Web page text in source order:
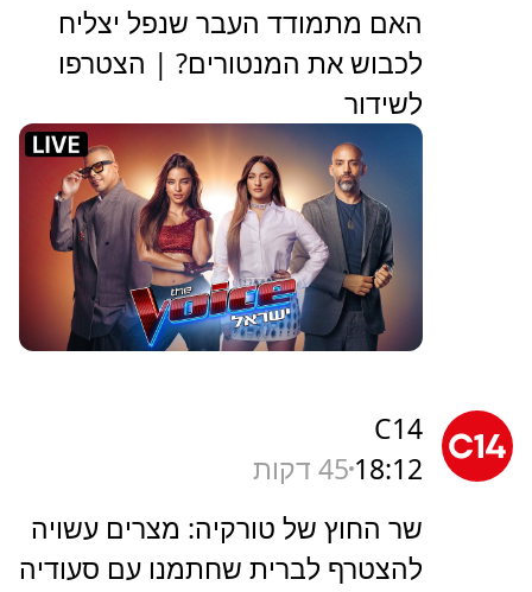
האם מתמודד העבר שנפל יצליח
לכבוש את המנטורים? | הצטרפו
לשידור
C14
18:12 45 דקות
שר החוץ של טורקיה: מצרים עשויה
להצטרף לברית שחתמנו עם סעודיה